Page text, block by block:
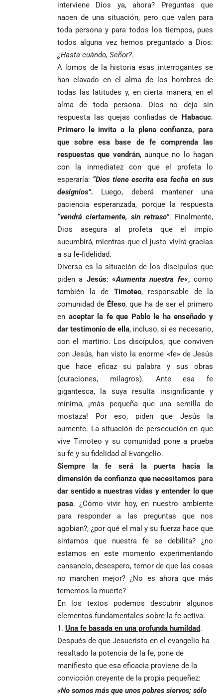
interviene Dios ya, ahora? Preguntas que
nacen de una situación, pero que valen para
toda persona y para todos los tiempos, pues
todos alguna vez hemos preguntado a Dios:
¿Hasta cuándo, Señor?.
A lomos de la historia esas interrogantes se
han clavado en el alma de los hombres de
todas las latitudes y, en cierta manera, en el
alma de toda persona. Dios no deja sin
respuesta las quejas confiadas de Habacuc.
Primero le invita a la plena confianza, para
que sobre esa base de fe comprenda las
respuestas que vendrán, aunque no lo hagan
con la inmediatez con que el profeta lo
esperaría: “Dios tiene escrita esa fecha en sus
designios”. Luego, deberá mantener una
paciencia esperanzada, porque la respuesta
“vendrá ciertamente, sin retraso”. Finalmente,
Dios asegura al profeta que el impío
sucumbirá, mientras que el justo vivirá gracias
a su fe-fidelidad.
Diversa es la situación de los discípulos que
piden a Jesús:«Aumenta nuestra fe«,como
también la de Timoteo, responsable de la
comunidad de Éfeso, que ha de ser el primero
en aceptar la fe que Pablo le ha enseñado y
dar testimonio de ella, incluso, si es necesario,
con el martirio. Los discípulos, que conviven
con Jesús, han visto la enorme «fe» de Jesús
que hace eficaz su palabra y sus obras
(curaciones, milagros). Ante esa fe
gigantesca, la suya resulta insignificante y
mínima, ¡más pequeña que una semilla de
mostaza! Por eso, piden que Jesús la
aumente. La situación de persecución en que
vive Timoteo y su comunidad pone a prueba
su fe y su fidelidad al Evangelio.
Siempre la fe será la puerta hacia la
dimensión de confianza que necesitamos para
dar sentido a nuestras vidas y entender lo que
pasa. ¿Cómo vivir hoy, en nuestro ambiente
para responder a las preguntas que nos
agobian?, ¿por qué el mal y su fuerza hace que
sintamos que nuestra fe se debilita? ¿no
estamos en este momento experimentando
cansancio, desespero, temor de que las cosas
no marchen mejor? ¿No es ahora que más
tememos la muerte?
En los textos podemos descubrir algunos
elementos fundamentales sobre la fe activa:
Una fe basada en una profunda humildad.
Después de que Jesucristo en el evangelio ha
resaltado la potencia de la fe, pone de
manifiesto que esa eficacia proviene de la
convicción creyente de la propia pequeñez:
«No somos más que unos pobres siervos; sólo
Tribunal de
Antioquia
niega pérdida
de Medellín
Andrés
«Gury»
Rodríguez y
Federico
Gutiérrez
envía
documentos
al FBI, DEA y
Congreso
contra la ‘paz
presuntos
criminales
rechaza fotos
tomadas en
templo de Guarne y
ordena acto de
desagravio
Falleció el padre
Humberto de
Álzate, reconocido
sacerdote de la
Diócesis de
Girardota, Párroco
de Yolombo
Espriella es
elegido
presidente de
Colombia tras
una histórica y
reñida
segunda
vuelta
Uribe
contra Petro y
lo
responsabiliza
por la crisis de
la salud en
Colombia
Japón rescata
un empate
agónico ante
en un vibrante
duelo
mundialista
Alemania no
goleó 7-1 a un
valiente
Curazao en su
debut
mundialista
abandonarse
COMO HERENCIA
Cardenal Rueda
pide desarmar el
corazón para
construir juntos
una Colombia
Diócesis de
Sonsón-Rionegro
rechaza fotos
templo de Guarne y
ordena acto de
desagravio